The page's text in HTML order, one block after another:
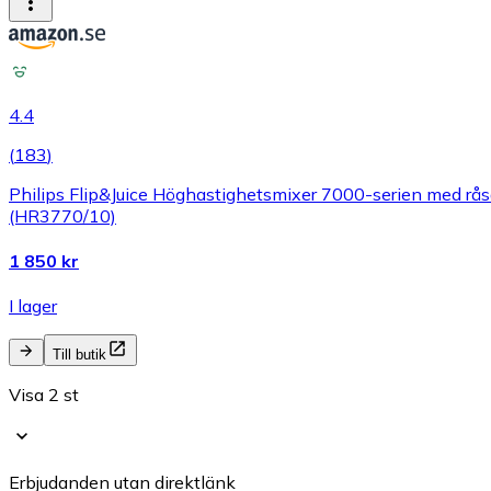
4.4
(183)
Philips Flip&Juice Höghastighetsmixer 7000-serien med
(HR3770/10)
1 850 kr
I lager
Till butik
Visa 2 st
Erbjudanden utan direktlänk